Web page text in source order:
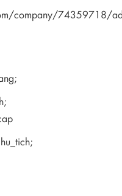
company/74359718/